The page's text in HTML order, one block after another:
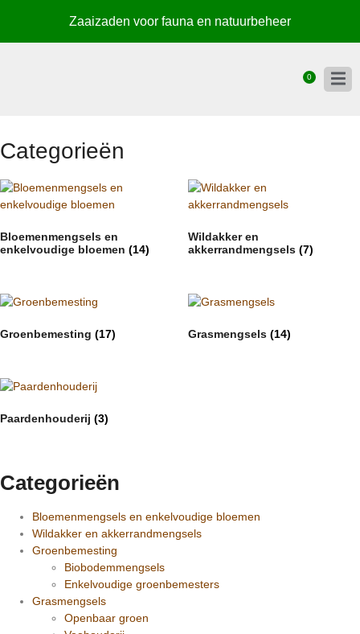
Zaaizaden voor fauna en natuurbeheer
0
Categorieën
Bloemenmengsels en
enkelvoudige bloemen (14)
Wildakker en
akkerrandmengsels (7)
Groenbemesting (17) Grasmengsels (14)
Paardenhouderij (3)
Categorieën
Bloemenmengsels en enkelvoudige bloemen
Wildakker en akkerrandmengsels
Groenbemesting
Biobodemmengsels
Enkelvoudige groenbemesters
Grasmengsels
Openbaar groen